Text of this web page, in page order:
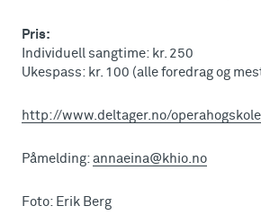
Pris:
Individuell sangtime: kr. 250
Ukespass: kr. 100 (alle foredrag og
http://www.deltager.no/
Påmelding: annaeina@khio.no
Foto: Erik Berg